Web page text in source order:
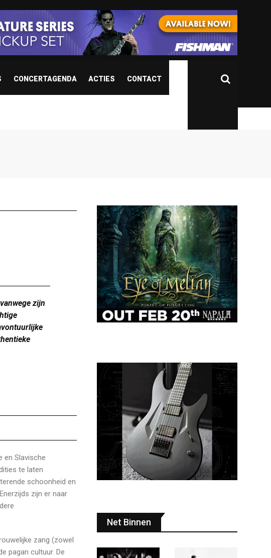
CONCERTAGENDA ACTIES CONTACT
zijn
en Slavische
te laten
schoonheid en
zijn er naar
zang (zowel
pagan cultuur. De
Net Binnen